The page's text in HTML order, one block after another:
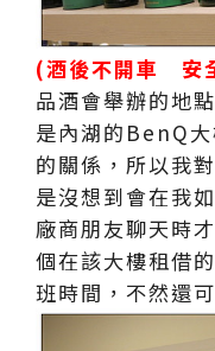
(酒後不開車 安
品酒會舉辦的地
是內湖的BenQ
的關係，所以我
是沒想到會在我
廠商朋友聊天時
個在該大樓租借
班時間，不然還